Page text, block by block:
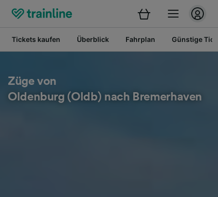
Tickets kaufen Überblick Fahrplan Günstige
Züge von
Oldenburg (Oldb) nach Bremerhaven